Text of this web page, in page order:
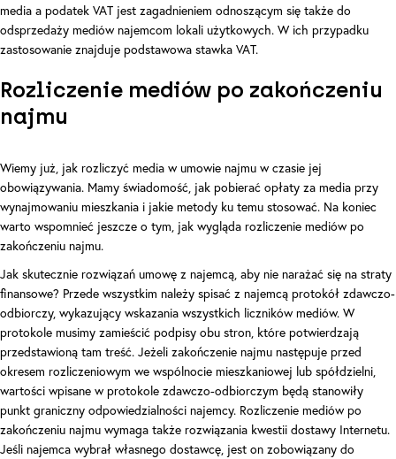
media a podatek VAT jest zagadnieniem odnoszącym się także do
odsprzedaży mediów najemcom lokali użytkowych. W ich przypadku
zastosowanie znajduje podstawowa stawka VAT.
Rozliczenie mediów po zakończeniu
najmu
Wiemy już, jak rozliczyć media w umowie najmu w czasie jej
obowiązywania. Mamy świadomość, jak pobierać opłaty za media przy
wynajmowaniu mieszkania i jakie metody ku temu stosować. Na koniec
warto wspomnieć jeszcze o tym, jak wygląda rozliczenie mediów po
zakończeniu najmu.
Jak skutecznie rozwiązań umowę z najemcą, aby nie narażać się na straty
finansowe? Przede wszystkim należy spisać z najemcą protokół zdawczo-
odbiorczy, wykazujący wskazania wszystkich liczników mediów. W
protokole musimy zamieścić podpisy obu stron, które potwierdzają
przedstawioną tam treść. Jeżeli zakończenie najmu następuje przed
okresem rozliczeniowym we wspólnocie mieszkaniowej lub spółdzielni,
wartości wpisane w protokole zdawczo-odbiorczym będą stanowiły
punkt graniczny odpowiedzialności najemcy. Rozliczenie mediów po
zakończeniu najmu wymaga także rozwiązania kwestii dostawy Internetu.
Jeśli najemca wybrał własnego dostawcę, jest on zobowiązany do